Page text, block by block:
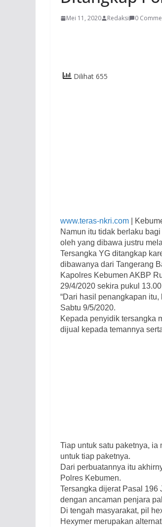
Mei 11, 2020 Redaksi 0
Dilihat 655
www.teras-nkri.com |
Namun itu tidak berlaku
oleh yang dibawa justru
Tersangka YG ditangkap
dibawanya dari Tangerang
Kapolres Kebumen AKBP
29/4/2020 sekira pukul
“Dari hasil penangkapan
Sabtu 9/5/2020.
Kepada penyidik tersangka
dijual kepada temannya
Tiap untuk satu paketnya,
untuk tiap paketnya.
Dari perbuatannya itu
Polres Kebumen.
Tersangka dijerat Pasal 196
dengan ancaman penjara
Di tengah masyarakat, pil
Hexymer merupakan